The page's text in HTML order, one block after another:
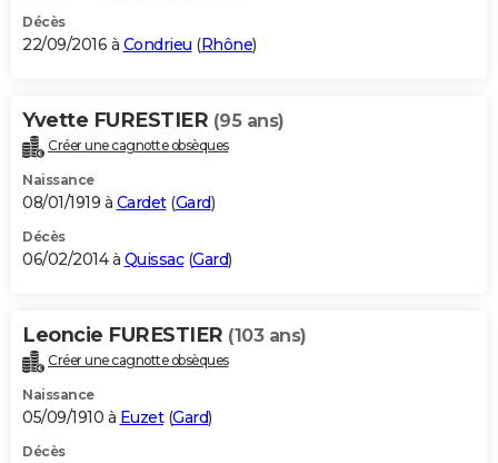
Décès
22/09/2016 à Condrieu (Rhône)
Yvette FURESTIER (95 ans)
Créer une cagnotte obsèques
Naissance
08/01/1919 à Cardet(Gard)
Décès
06/02/2014 à Quissac(Gard)
Leoncie FURESTIER (103 ans)
Créer une cagnotte obsèques
Naissance
05/09/1910 à Euzet(Gard)
Décès